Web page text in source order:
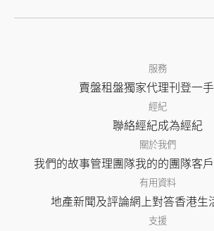
服務
賣盤租盤獨家代理刊登一
經紀
聯絡經紀成為經紀
關於我們
我們的故事管理團隊我的的團隊客
有用資料
地產新聞及評論網上對答香港生
支援